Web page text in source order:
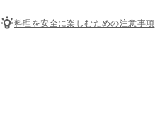
料理を安全に楽しむための注意事項